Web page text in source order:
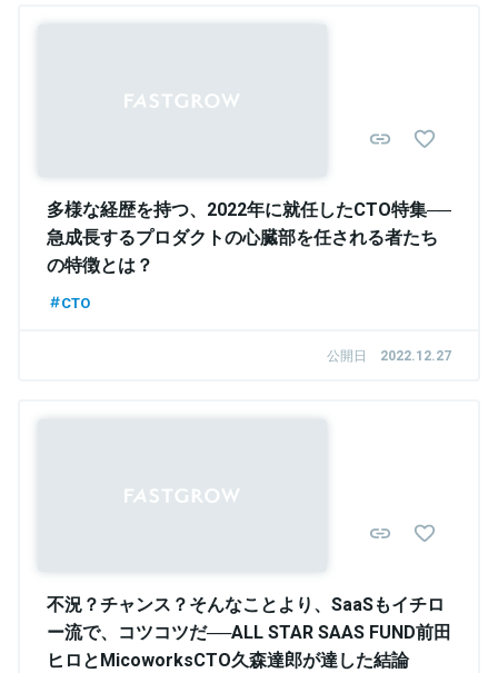
多様な経歴を持つ、2022年に就任したCTO特集──
急成長するプロダクトの心臓部を任される者たち
の特徴とは？
CTO
公開日 2022.12.27
不況？チャンス？そんなことより、SaaSもイチロ
ー流で、コツコツだ──ALL STAR SAAS FUND前田
ヒロとMicoworksCTO久森達郎が達した結論